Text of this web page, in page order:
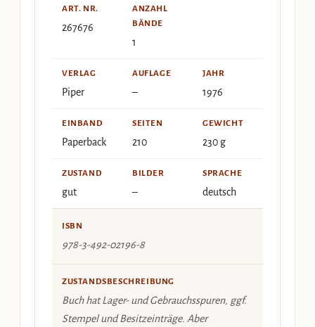
ART. NR.
267676
ANZAHL
BÄNDE
1
VERLAG
Piper
AUFLAGE
–
JAHR
1976
EINBAND
Paperback
SEITEN
210
GEWICHT
230 g
ZUSTAND
gut
BILDER
–
SPRACHE
deutsch
ISBN
978-3-492-02196-8
ZUSTANDSBESCHREIBUNG
Buch hat Lager- und Gebrauchsspuren, ggf.
Stempel und Besitzeinträge. Aber